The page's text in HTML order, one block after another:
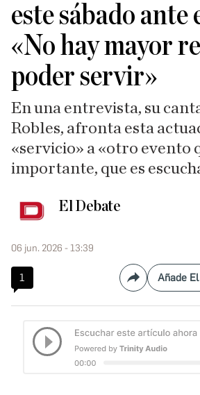
este sábado ante
«No hay mayor
poder servir»
En una entrevista, su
Robles, afronta esta
«servicio» a «otro evento
importante, que es
El Debate
06 jun. 2026 - 13:39
1 Compartir
Añade